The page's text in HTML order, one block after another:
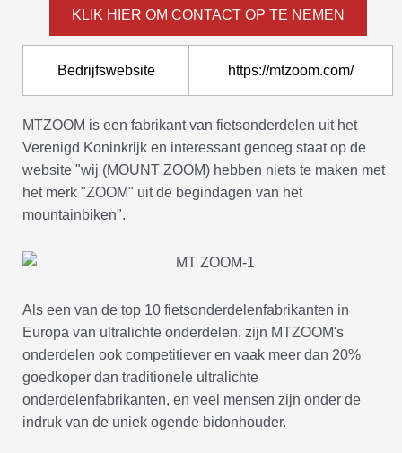
KLIK HIER OM CONTACT OP TE NEMEN
Bedrijfswebsite https://mtzoom.com/
MTZOOM is een fabrikant van fietsonderdelen uit het
Verenigd Koninkrijk en interessant genoeg staat op de
website "wij (MOUNT ZOOM) hebben niets te maken met
het merk "ZOOM" uit de begindagen van het
mountainbiken".
Als een van de top 10 fietsonderdelenfabrikanten in
Europa van ultralichte onderdelen, zijn MTZOOM's
onderdelen ook competitiever en vaak meer dan 20%
goedkoper dan traditionele ultralichte
onderdelenfabrikanten, en veel mensen zijn onder de
indruk van de uniek ogende bidonhouder.